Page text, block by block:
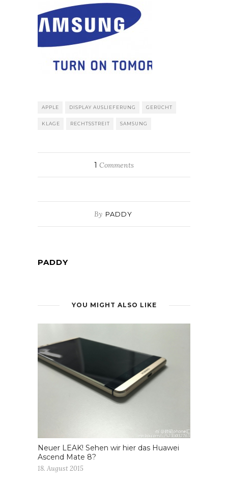
APPLE DISPLAY AUSLIEFERUNG GERÜCHT
KLAGE RECHTSSTREIT SAMSUNG
1 Comments
By PADDY
PADDY
YOU MIGHT ALSO LIKE
Neuer LEAK! Sehen wir hier das Huawei
Ascend Mate 8?
18. August 2015